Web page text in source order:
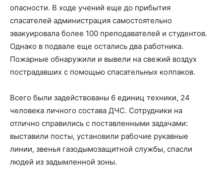
опасности. В ходе учений еще до прибытия
спасателей администрация самостоятельно
эвакуировала более 100 преподавателей и студентов.
Однако в подвале еще остались два работника.
Пожарные обнаружили и вывели на свежий воздух
пострадавших с помощью спасательных колпаков.
Всего были задействованы 6 единиц техники, 24
человека личного состава ДЧС. Сотрудники на
отлично справились с поставленными задачами:
выставили посты, установили рабочие рукавные
линии, звенья газодымозащитной службы, спасли
людей из задымленной зоны.